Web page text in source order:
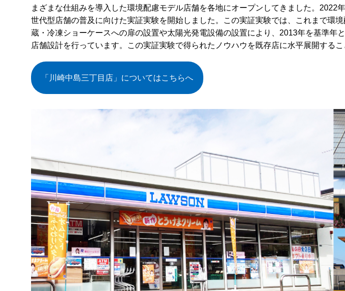
まざまな仕組みを導入した環境配慮モデル店舗を各地にオープンしてきました。
世代型店舗の普及に向けた実証実験を開始しました。この実証実験では、これまで環
蔵・冷凍ショーケースへの扉の設置や太陽光発電設備の設置により、2013年を基準年
店舗設計を行っています。この実証実験で得られたノウハウを既存店に水平展開する
「川崎中島三丁目店」についてはこちらへ